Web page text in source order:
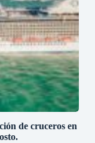
de cruceros en